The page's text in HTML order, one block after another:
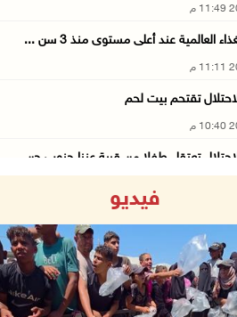
العالمية عند أعلى مستوى منذ 3 سن ...
تقتحم بيت لحم
تعتقل طفلا من قرية عنزا جنوب جن ...
يعيق تنقل المواطنين ويقتحم بلدات شرق ...
فيديو